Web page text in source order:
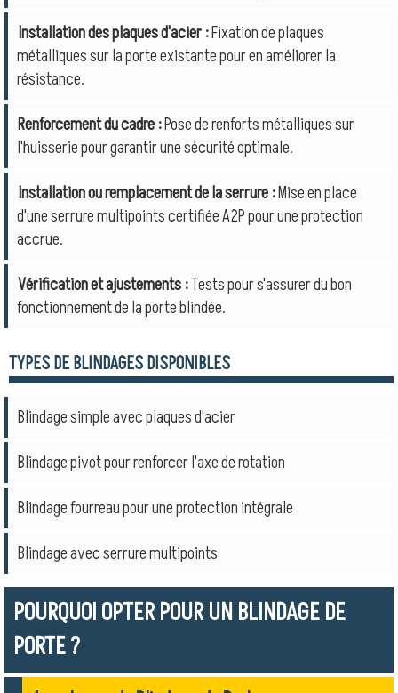
Installation des plaques d'acier :Fixation de plaques
métalliques sur la porte existante pour en améliorer la
résistance.
Renforcement du cadre :Pose de renforts métalliques sur
l'huisserie pour garantir une sécurité optimale.
Installation ou remplacement de la serrure :Mise en place
d'une serrure multipoints certifiée A2P pour une protection
accrue.
Vérification et ajustements :Tests pour s'assurer du bon
fonctionnement de la porte blindée.
TYPES DE BLINDAGES DISPONIBLES
Blindage simple avec plaques d'acier
Blindage pivot pour renforcer l'axe de rotation
Blindage fourreau pour une protection intégrale
Blindage avec serrure multipoints
POURQUOI OPTER POUR UN BLINDAGE DE
PORTE ?